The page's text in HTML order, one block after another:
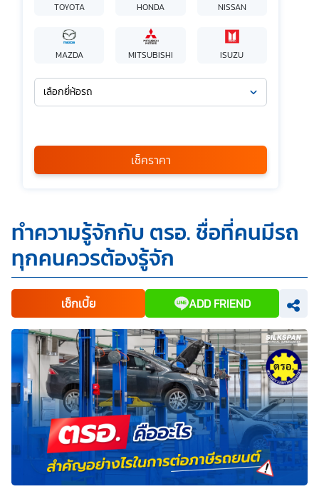
TOYOTA HONDA NISSAN
MAZDA MITSUBISHI ISUZU
เลือกยี่ห้อรถ
กรุณาเลือก
*
ข้าพเจ้ารับทราบนโยบายคุ้มครองข้อมูลส่วนบุคคล และยินยอมให้
บริษัท SILKSPAN อินชัวรันซ์ โบรกเกอร์เรจ จำกัด รวมถึงบริษัท
ในเครือที่เกี่ยวข้องกัน ตลอดจนคู่ค้าทางธุรกิจและ/หรือ
พันธมิตรของบริษัทเหล่านี้ สามารถเก็บ ใช้ และ/หรือ เปิดเผย
ข้อมูลส่วนบุคคลและข้อมูลส่วนบุคคลที่มีความอ่อนไหวของ
ข้าพเจ้า เพื่อวัตถุประสงค์ในการดำเนินการติดต่อและนำเสนอ
ข้อมูลสำหรับการขายผลิตภัณฑ์ การจัดทำรายการส่งเสริมการ
ขายและการตลาด แจ้งสิทธิประโยชน์หรือข่าวสารต่างๆ แจ้ง
ข้อมูลเกี่ยวกับผลิตภัณฑ์ หรือกรมธรรม์ประกันภัย การใช้ข้อมูล
เพื่อพัฒนาผลิตภัณฑ์หรือบริการต่างๆ หรือเพื่อกิจกรรมอื่นๆ
ท่านสามารถอ่านรายละเอียดนโยบายคุ้มครองข้อมูลส่วนบุคคล
และสิทธิของเจ้าของข้อมูลส่วนบุคคลได้ที่เว็บไซต์คำประกาศ
เกี่ยวกับความเป็นส่วนตัวก่อนให้ความยินยอม ทั้งนี้ ก่อนการ
แสดงเจตนา ข้าพเจ้าได้อ่านรายละเอียดจากเอกสารชี้แจงข้อมูล
หรือได้รับคำอธิบายจากหน่วยงานถึงวัตถุประสงค์ในการเก็บ
รวบรวม ใช้หรือเปิดเผยข้อมูลส่วนบุคคล (“ประมวลผลข้อมูล
ส่วนบุคคล”) และมีความเข้าใจดีแล้ว ข้าพเจ้าให้ความยินยอมหรือ
ปฏิเสธไม่ให้ความยินยอมในเอกสารนี้ด้วยความสมัครใจ
ปราศจากการบังคับหรือชักจูง และข้าพเจ้าทราบว่าข้าพเจ้า
สามารถถอนความยินยอมนี้เสียเมื่อใดก็ได้ เว้นแต่ในกรณีมีข้อ
จำกัดสิทธิตามกฎหมายหรือยังมีสัญญาระหว่างข้าพเจ้ากับ
สถาบันที่ให้ประโยชน์แก่ข้าพเจ้าอยู่ กรณีที่ข้าพเจ้าประสงค์จะไม่
ให้ความยินยอม ข้าพเจ้าเข้าใจและยอมรับว่า การไม่ให้ความ
ยินยอมจะมีผลทำให้ข้าพเจ้า (เช่น ข้าพเจ้าอาจได้รับความสะดวก
เช็คราคา
ทำความรู้จักกับ ตรอ. ชื่อที่คนมีรถ
ทุกคนควรต้องรู้จัก
เช็กเบี้ย ADD FRIEND